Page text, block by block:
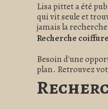
Lisa pittet a été
qui vit seule et
jamais la
Recherche
Besoin d'une
plan. Retrouvez